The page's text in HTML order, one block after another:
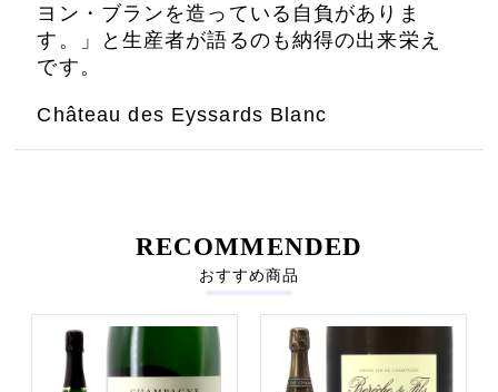
ヨン・ブランを造っている自負がありま
す。」と生産者が語るのも納得の出来栄え
です。
Château des Eyssards Blanc
RECOMMENDED
おすすめ商品